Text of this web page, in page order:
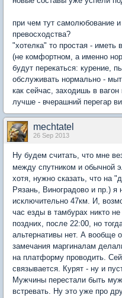
при чем тут самолюбование и
превосходства?
"хотелка" то простая - иметь
(не комфортном, а именно
будут перекаться: курение,
обслуживать нормально -
как сейчас, заходишь в
лучше - вчерашний перегар
mechtatel
26 Sep 2013
Ну будем считать, что мне
между спутником и обычной
хотя, нужно сказать, что на
Рязань, Виноградово и пр.)
исключительно 47км. И,
час езды в тамбурах никто
поздних, после 22:00, но
альтернативы нет. А вообще
замечания маргиналам
на платформу проводить.
связывается. Курят - ну и
Мужчины перестали быть
встревать. Ну это уже про